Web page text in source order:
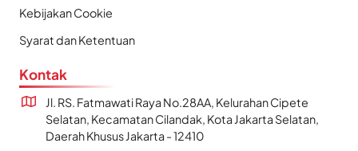
Kebijakan Cookie
Syarat dan Ketentuan
Kontak
Jl. RS. Fatmawati Raya No.28AA, Kelurahan Cipete
Selatan, Kecamatan Cilandak, Kota Jakarta Selatan,
Daerah Khusus Jakarta - 12410